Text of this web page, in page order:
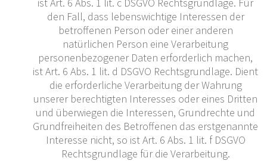
den Fall, dass lebenswichtige Interessen der
betroffenen Person oder einer anderen
natürlichen Person eine Verarbeitung
personenbezogener Daten erforderlich machen,
ist Art. 6 Abs. 1 lit. d DSGVO Rechtsgrundlage. Dient
die erforderliche Verarbeitung der Wahrung
unserer berechtigten Interesses oder eines Dritten
und überwiegen die Interessen, Grundrechte und
Grundfreiheiten des Betroffenen das erstgenannte
Interesse nicht, so ist Art. 6 Abs. 1 lit. f DSGVO
Rechtsgrundlage für die Verarbeitung.